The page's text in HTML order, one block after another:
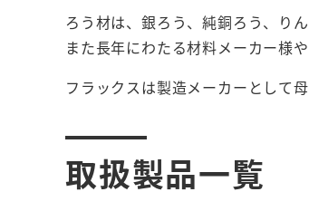
ろう材は、銀ろう、純銅ろう、り
また長年にわたる材料メーカー様
フラックスは製造メーカーとして
取扱製品一覧